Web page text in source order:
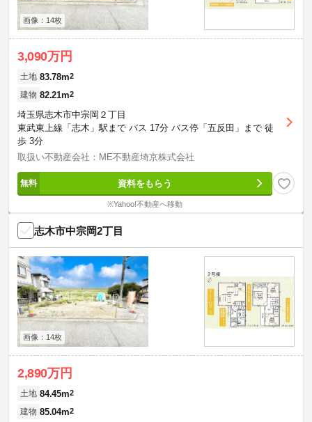
画像：14枚
3,090万円
土地 83.78m2
建物 82.21m2
埼玉県志木市中宗岡２丁目
東武東上線「志木」駅まで バス 17分 バス停「五反田」まで 徒
歩 3分
取扱い不動産会社：ME不動産埼京株式会社
資料をもらう
※Yahoo!不動産へ移動
志木市中宗岡2丁目
画像：14枚
2,890万円
土地 84.45m2
建物 85.04m2